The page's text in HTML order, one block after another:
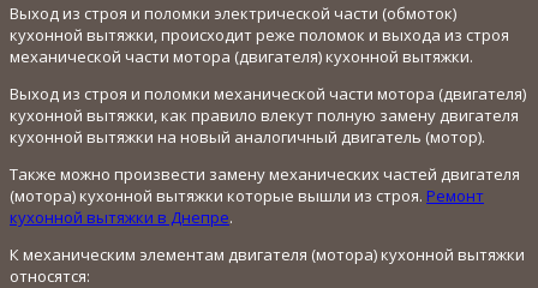
Выход из строя и поломки электрической части (обмоток)
кухонной вытяжки, происходит реже поломок и выхода из строя
механической части мотора (двигателя) кухонной вытяжки.
Выход из строя и поломки механической части мотора (двигателя)
кухонной вытяжки, как правило влекут полную замену двигателя
кухонной вытяжки на новый аналогичный двигатель (мотор).
Также можно произвести замену механических частей двигателя
(мотора) кухонной вытяжки которые вышли из строя. Ремонт
кухонной вытяжки в Днепре.
К механическим элементам двигателя (мотора) кухонной вытяжки
относятся: